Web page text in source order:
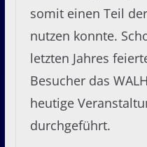
somit einen Teil
nutzen konnte.
letzten Jahres
Besucher das
heutige
durchgeführt.